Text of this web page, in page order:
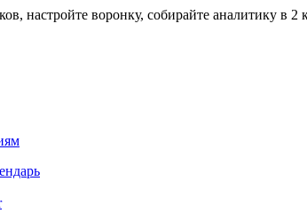
настройте воронку, собирайте аналитику в 2